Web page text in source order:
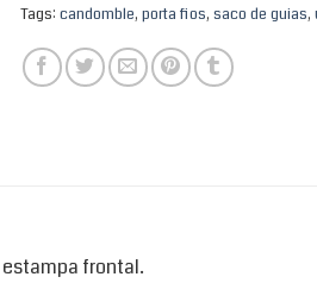
Tags: candomble, porta fios, saco de guias,
frontal.